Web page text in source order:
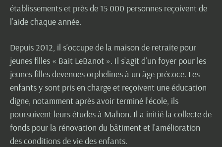
établissements et près de 15 000 personnes reçoivent de
l’aide chaque année.
Depuis 2012, il s’occupe de la maison de retraite pour
jeunes filles « Bait LeBanot ». Il s’agit d’un foyer pour les
jeunes filles devenues orphelines à un âge précoce. Les
enfants y sont pris en charge et reçoivent une éducation
digne, notamment après avoir terminé l’école, ils
poursuivent leurs études à Mahon. Il a initié la collecte de
fonds pour la rénovation du bâtiment et l’amélioration
des conditions de vie des enfants.